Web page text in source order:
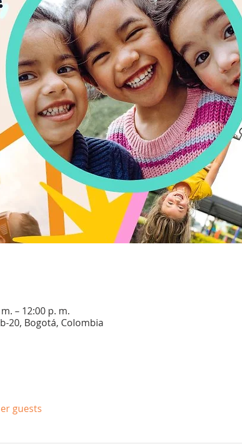
– 12:00 p. m.
20, Bogotá, Colombia
guests